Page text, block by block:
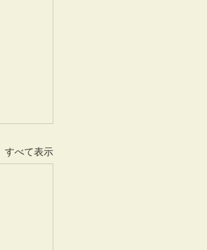
すべて表示